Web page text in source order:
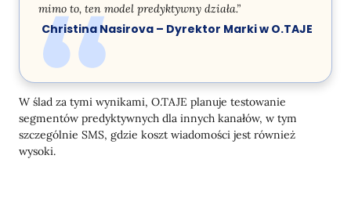
mimo to, ten model predyktywny działa.”
Christina Nasirova – Dyrektor Marki w O.TAJE
W ślad za tymi wynikami, O.TAJE planuje testowanie
segmentów predyktywnych dla innych kanałów, w tym
szczególnie SMS, gdzie koszt wiadomości jest również
wysoki.